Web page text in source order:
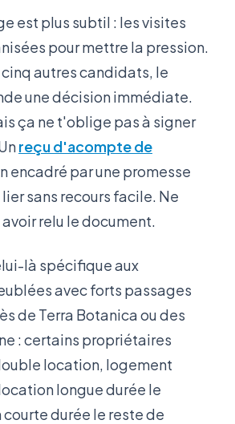
est plus subtil : les visites
pour mettre la pression.
cinq autres candidats, le
une décision immédiate.
ça ne t'oblige pas à signer
reçu d'acompte de
encadré par une promesse
sans recours facile. Ne
avoir relu le document.
là spécifique aux
avec forts passages
de Terra Botanica ou des
: certains propriétaires
location, logement
longue durée le
durée le reste de